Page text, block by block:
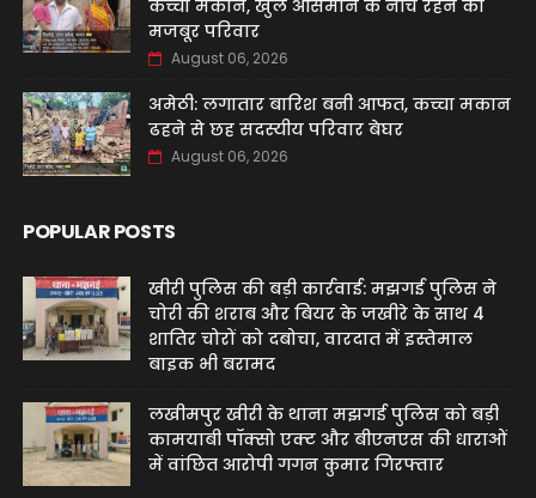
कच्चा मकान, खुले आसमान के नीचे रहने को
मजबूर परिवार
August 06, 2026
अमेठी: लगातार बारिश बनी आफत, कच्चा मकान
ढहने से छह सदस्यीय परिवार बेघर
August 06, 2026
POPULAR POSTS
खीरी पुलिस की बड़ी कार्रवाई: मझगई पुलिस ने
चोरी की शराब और बियर के जखीरे के साथ 4
शातिर चोरों को दबोचा, वारदात में इस्तेमाल
बाइक भी बरामद
लखीमपुर खीरी के थाना मझगई पुलिस को बड़ी
कामयाबी पॉक्सो एक्ट और बीएनएस की धाराओं
में वांछित आरोपी गगन कुमार गिरफ्तार